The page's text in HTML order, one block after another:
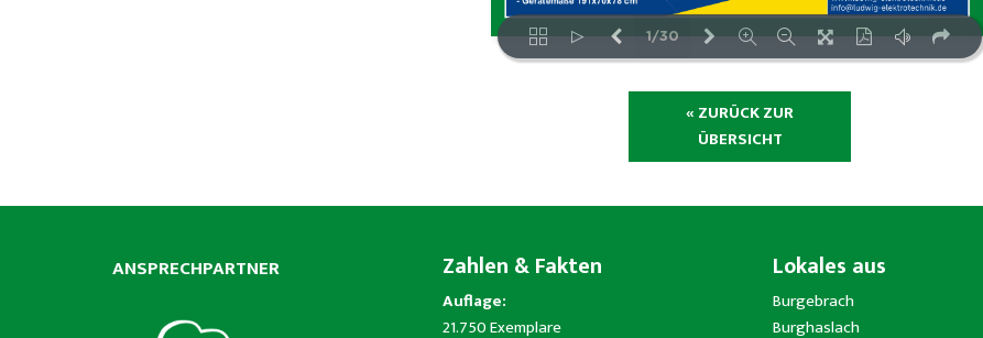
« ZURÜCK ZUR
ÜBERSICHT
ANSPRECHPARTNER Zahlen & Fakten
Auflage:
21.750 Exemplare
Lokales aus
Burgebrach
Burghaslach